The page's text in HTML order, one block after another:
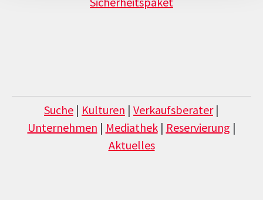
Suche | Kulturen | Verkaufsberater|
Unternehmen | Mediathek| Reservierung |
Aktuelles